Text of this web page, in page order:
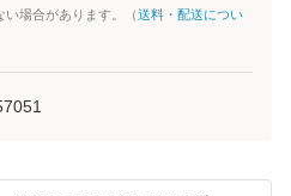
場合があります。（送料・配送につい